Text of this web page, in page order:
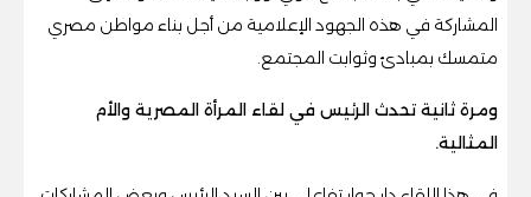
المشاركة في هذه الجهود الإعلامية من أجل بناء مواطن مصري
متمسك بمبادئ وثوابت المجتمع.
ومرة ثانية تحدث الرئيس في لقاء المرأة المصرية والأم
المثالية.